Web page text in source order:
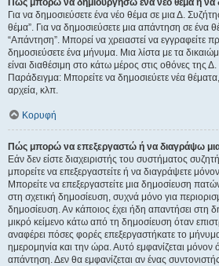
Πώς μπορώ να δημιουργήσω ένα νέο θέμα ή να
Για να δημοσιεύσετε ένα νέο θέμα σε μια Δ.
θέμα”. Για να δημοσιεύσετε μια απάντηση σε ένα
“Απάντηση”. Μπορεί να χρειαστεί να εγγραφείτε
δημοσιεύσετε ένα μήνυμα. Μια λίστα με τα
είναι διαθέσιμη στο κάτω μέρος στις οθόνες της
Παράδειγμα: Μπορείτε να δημοσιεύετε νέα
αρχεία, κλπ.
Κορυφή
Πώς μπορώ να επεξεργαστώ ή να διαγράψω
Εάν δεν είστε διαχειριστής του συστήματος
μπορείτε να επεξεργαστείτε ή να διαγράψετε
Μπορείτε να επεξεργαστείτε μια δημοσίευση
στη σχετική δημοσίευση, συχνά μόνο για
δημοσίευση. Αν κάποιος έχει ήδη απαντήσει στη
μικρό κείμενο κάτω από τη δημοσίευση όταν
αναφέρει πόσες φορές επεξεργαστήκατε το
ημερομηνία και την ώρα. Αυτό εμφανίζεται μόνον
απάντηση. Δεν θα εμφανίζεται αν ένας